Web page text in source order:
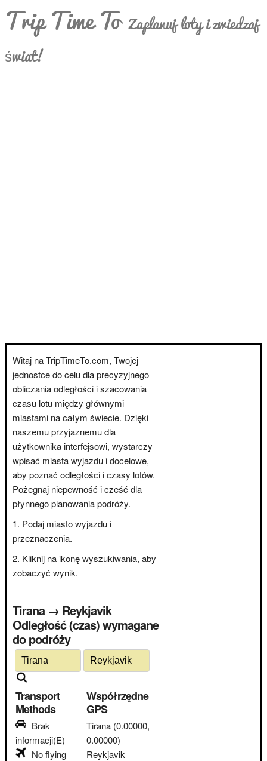
Trip Time To Zaplanuj loty i zwiedzaj
świat!
Witaj na TripTimeTo.com, Twojej
jednostce do celu dla precyzyjnego
obliczania odległości i szacowania
czasu lotu między głównymi
miastami na całym świecie. Dzięki
naszemu przyjaznemu dla
użytkownika interfejsowi, wystarczy
wpisać miasta wyjazdu i docelowe,
aby poznać odległości i czasy lotów.
Pożegnaj niepewność i cześć dla
płynnego planowania podróży.
Podaj miasto wyjazdu i
przeznaczenia.
Kliknij na ikonę wyszukiwania, aby
zobaczyć wynik.
Tirana → Reykjavik
Odległość (czas) wymagane
do podróży
Transport
Methods
Brak
informacji(E)
No flying
Współrzędne
GPS
Tirana (0.00000,
0.00000)
Reykjavik